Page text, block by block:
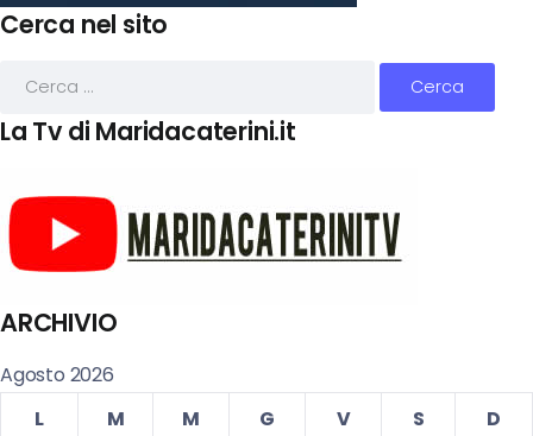
Cerca nel sito
La Tv di Maridacaterini.it
ARCHIVIO
Agosto 2026
L
M M G V S
D